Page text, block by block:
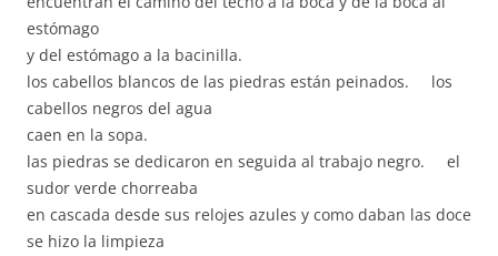
estómago
y del estómago a la bacinilla.
los cabellos blancos de las piedras están peinados. los
cabellos negros del agua
caen en la sopa.
las piedras se dedicaron en seguida al trabajo negro. el
sudor verde chorreaba
en cascada desde sus relojes azules y como daban las doce
se hizo la limpieza